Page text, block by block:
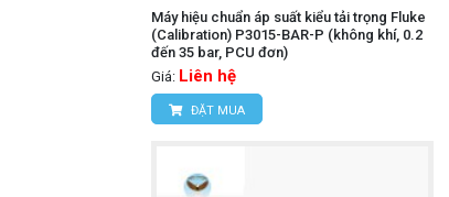
Máy hiệu chuẩn áp suất kiểu tải trọng Fluke
(Calibration) P3015-BAR-P (không khí, 0.2
đến 35 bar, PCU đơn)
Giá: Liên hệ
ĐẶT MUA